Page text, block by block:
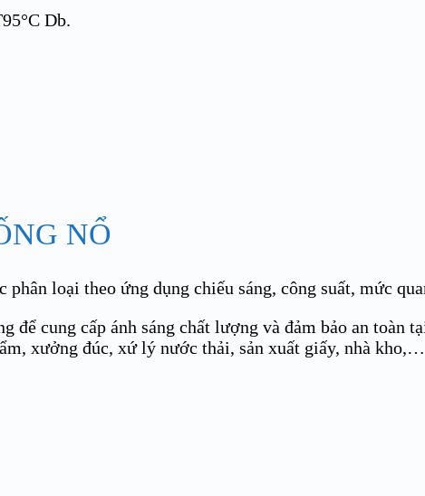
Db.
NỔ
loại theo ứng dụng chiếu sáng, công suất, mức
để cung cấp ánh sáng chất lượng và đảm bảo an toàn
xưởng đúc, xứ lý nước thải, sản xuất giấy, nhà kho,…